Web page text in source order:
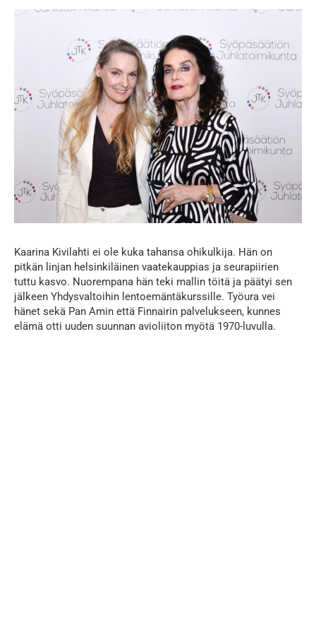
Kaarina Kivilahti ei ole kuka tahansa ohikulkija. Hän on
pitkän linjan helsinkiläinen vaatekauppias ja seurapiirien
tuttu kasvo. Nuorempana hän teki mallin töitä ja päätyi sen
jälkeen Yhdysvaltoihin lentoemäntäkurssille. Työura vei
hänet sekä Pan Amin että Finnairin palvelukseen, kunnes
elämä otti uuden suunnan avioliiton myötä 1970-luvulla.